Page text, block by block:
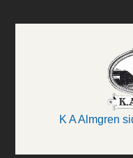
K A Almgren